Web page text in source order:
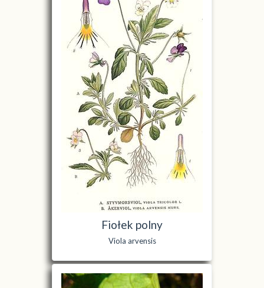
Fiołek polny
Viola arvensis